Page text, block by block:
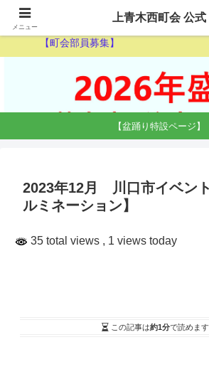
【ゴミ収集カレンダー】
【町会部員募集】
【盆踊り特設ページ】
2023年12月 川口市イベン
ルミネーション】
35 total views , 1 views today
この記事は約1分で読めます
メニュー
上青木西町会 公式